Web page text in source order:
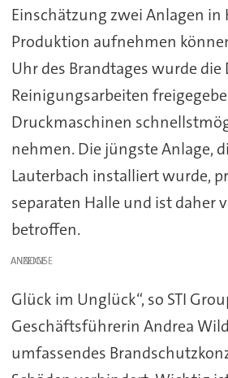
Einschätzung zwei Anlagen in
Produktion aufnehmen
Uhr des Brandtages wurde
Reinigungsarbeiten
Druckmaschinen
nehmen. Die jüngste Anlage,
Lauterbach installiert wurde,
separaten Halle und ist daher
betroffen.
ANZEIGE
Glück im Unglück“, so STI
Geschäftsführerin Andrea
umfassendes